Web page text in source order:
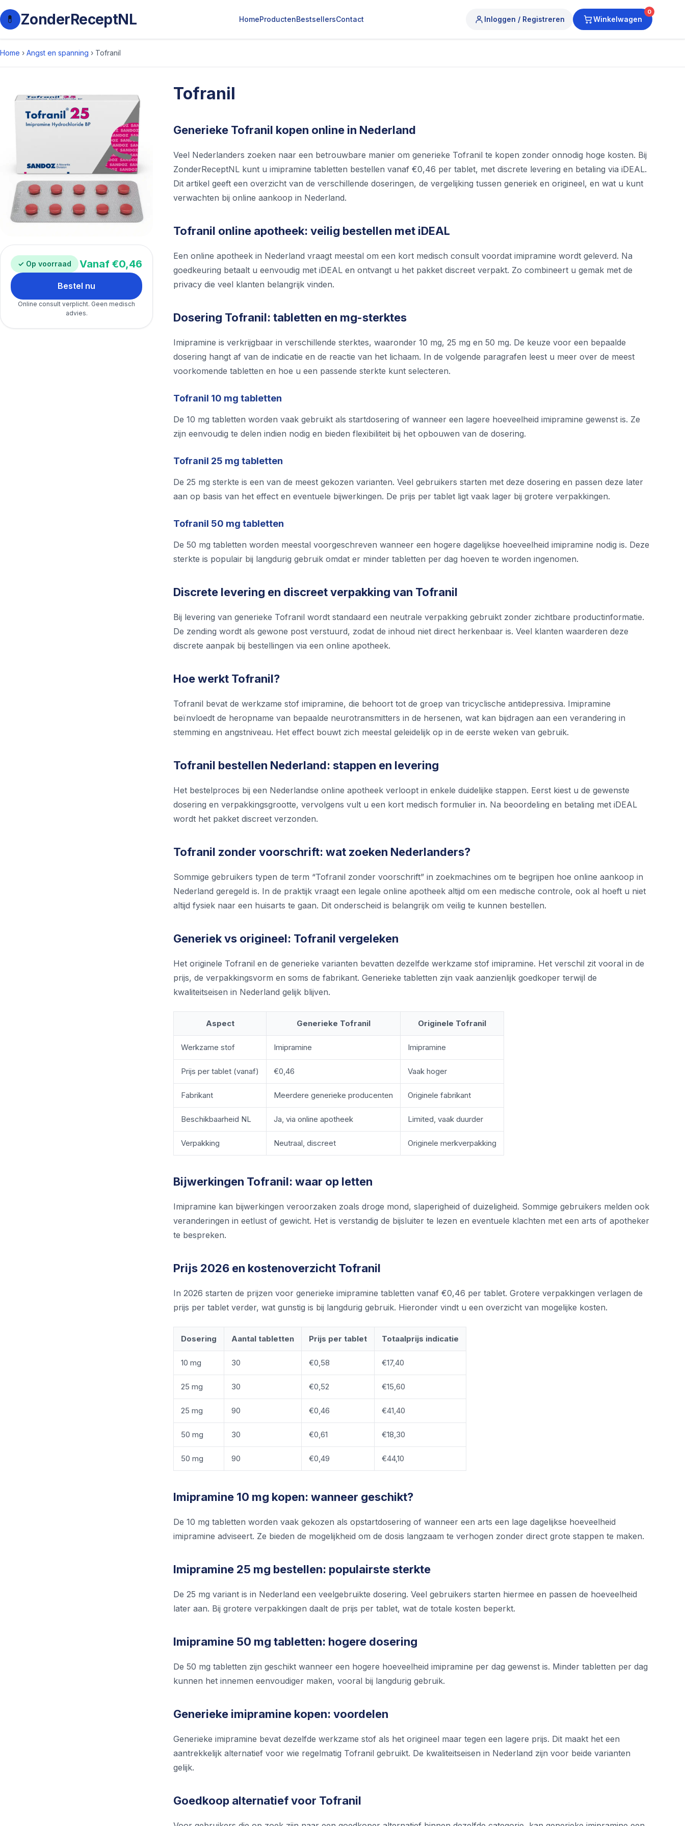
💊 ZonderReceptNL HomeProductenBestsellersContact Inloggen / Registreren Winkelwagen
0
Home › Angst en spanning › Tofranil
✓ Op voorraad Vanaf €0,46
Bestel nu
Online consult verplicht. Geen medisch
advies.
Tofranil
Generieke Tofranil kopen online in Nederland
Veel Nederlanders zoeken naar een betrouwbare manier om generieke Tofranil te kopen zonder onnodig hoge kosten. Bij
ZonderReceptNL kunt u imipramine tabletten bestellen vanaf €0,46 per tablet, met discrete levering en betaling via iDEAL.
Dit artikel geeft een overzicht van de verschillende doseringen, de vergelijking tussen generiek en origineel, en wat u kunt
verwachten bij online aankoop in Nederland.
Tofranil online apotheek: veilig bestellen met iDEAL
Een online apotheek in Nederland vraagt meestal om een kort medisch consult voordat imipramine wordt geleverd. Na
goedkeuring betaalt u eenvoudig met iDEAL en ontvangt u het pakket discreet verpakt. Zo combineert u gemak met de
privacy die veel klanten belangrijk vinden.
Dosering Tofranil: tabletten en mg-sterktes
Imipramine is verkrijgbaar in verschillende sterktes, waaronder 10 mg, 25 mg en 50 mg. De keuze voor een bepaalde
dosering hangt af van de indicatie en de reactie van het lichaam. In de volgende paragrafen leest u meer over de meest
voorkomende tabletten en hoe u een passende sterkte kunt selecteren.
Tofranil 10 mg tabletten
De 10 mg tabletten worden vaak gebruikt als startdosering of wanneer een lagere hoeveelheid imipramine gewenst is. Ze
zijn eenvoudig te delen indien nodig en bieden flexibiliteit bij het opbouwen van de dosering.
Tofranil 25 mg tabletten
De 25 mg sterkte is een van de meest gekozen varianten. Veel gebruikers starten met deze dosering en passen deze later
aan op basis van het effect en eventuele bijwerkingen. De prijs per tablet ligt vaak lager bij grotere verpakkingen.
Tofranil 50 mg tabletten
De 50 mg tabletten worden meestal voorgeschreven wanneer een hogere dagelijkse hoeveelheid imipramine nodig is. Deze
sterkte is populair bij langdurig gebruik omdat er minder tabletten per dag hoeven te worden ingenomen.
Discrete levering en discreet verpakking van Tofranil
Bij levering van generieke Tofranil wordt standaard een neutrale verpakking gebruikt zonder zichtbare productinformatie.
De zending wordt als gewone post verstuurd, zodat de inhoud niet direct herkenbaar is. Veel klanten waarderen deze
discrete aanpak bij bestellingen via een online apotheek.
Hoe werkt Tofranil?
Tofranil bevat de werkzame stof imipramine, die behoort tot de groep van tricyclische antidepressiva. Imipramine
beïnvloedt de heropname van bepaalde neurotransmitters in de hersenen, wat kan bijdragen aan een verandering in
stemming en angstniveau. Het effect bouwt zich meestal geleidelijk op in de eerste weken van gebruik.
Tofranil bestellen Nederland: stappen en levering
Het bestelproces bij een Nederlandse online apotheek verloopt in enkele duidelijke stappen. Eerst kiest u de gewenste
dosering en verpakkingsgrootte, vervolgens vult u een kort medisch formulier in. Na beoordeling en betaling met iDEAL
wordt het pakket discreet verzonden.
Tofranil zonder voorschrift: wat zoeken Nederlanders?
Sommige gebruikers typen de term “Tofranil zonder voorschrift” in zoekmachines om te begrijpen hoe online aankoop in
Nederland geregeld is. In de praktijk vraagt een legale online apotheek altijd om een medische controle, ook al hoeft u niet
altijd fysiek naar een huisarts te gaan. Dit onderscheid is belangrijk om veilig te kunnen bestellen.
Generiek vs origineel: Tofranil vergeleken
Het originele Tofranil en de generieke varianten bevatten dezelfde werkzame stof imipramine. Het verschil zit vooral in de
prijs, de verpakkingsvorm en soms de fabrikant. Generieke tabletten zijn vaak aanzienlijk goedkoper terwijl de
kwaliteitseisen in Nederland gelijk blijven.
Aspect Generieke Tofranil Originele Tofranil
Werkzame stof Imipramine Imipramine
Prijs per tablet (vanaf) €0,46 Vaak hoger
Fabrikant Meerdere generieke producenten Originele fabrikant
Beschikbaarheid NL Ja, via online apotheek Limited, vaak duurder
Verpakking Neutraal, discreet Originele merkverpakking
Bijwerkingen Tofranil: waar op letten
Imipramine kan bijwerkingen veroorzaken zoals droge mond, slaperigheid of duizeligheid. Sommige gebruikers melden ook
veranderingen in eetlust of gewicht. Het is verstandig de bijsluiter te lezen en eventuele klachten met een arts of apotheker
te bespreken.
Prijs 2026 en kostenoverzicht Tofranil
In 2026 starten de prijzen voor generieke imipramine tabletten vanaf €0,46 per tablet. Grotere verpakkingen verlagen de
prijs per tablet verder, wat gunstig is bij langdurig gebruik. Hieronder vindt u een overzicht van mogelijke kosten.
Dosering Aantal tabletten Prijs per tablet Totaalprijs indicatie
10 mg 30 €0,58 €17,40
25 mg 30 €0,52 €15,60
25 mg 90 €0,46 €41,40
50 mg 30 €0,61 €18,30
50 mg 90 €0,49 €44,10
Imipramine 10 mg kopen: wanneer geschikt?
De 10 mg tabletten worden vaak gekozen als opstartdosering of wanneer een arts een lage dagelijkse hoeveelheid
imipramine adviseert. Ze bieden de mogelijkheid om de dosis langzaam te verhogen zonder direct grote stappen te maken.
Imipramine 25 mg bestellen: populairste sterkte
De 25 mg variant is in Nederland een veelgebruikte dosering. Veel gebruikers starten hiermee en passen de hoeveelheid
later aan. Bij grotere verpakkingen daalt de prijs per tablet, wat de totale kosten beperkt.
Imipramine 50 mg tabletten: hogere dosering
De 50 mg tabletten zijn geschikt wanneer een hogere hoeveelheid imipramine per dag gewenst is. Minder tabletten per dag
kunnen het innemen eenvoudiger maken, vooral bij langdurig gebruik.
Generieke imipramine kopen: voordelen
Generieke imipramine bevat dezelfde werkzame stof als het origineel maar tegen een lagere prijs. Dit maakt het een
aantrekkelijk alternatief voor wie regelmatig Tofranil gebruikt. De kwaliteitseisen in Nederland zijn voor beide varianten
gelijk.
Goedkoop alternatief voor Tofranil